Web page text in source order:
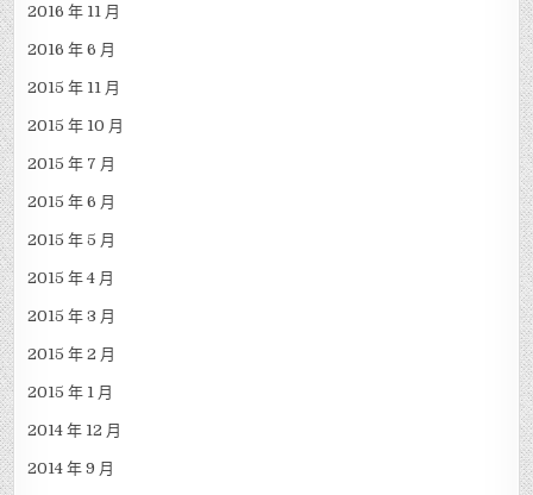
2016 年 11 月
2016 年 6 月
2015 年 11 月
2015 年 10 月
2015 年 7 月
2015 年 6 月
2015 年 5 月
2015 年 4 月
2015 年 3 月
2015 年 2 月
2015 年 1 月
2014 年 12 月
2014 年 9 月